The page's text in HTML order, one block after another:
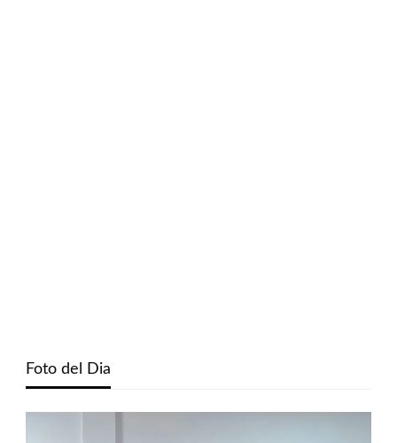
Foto del Dia